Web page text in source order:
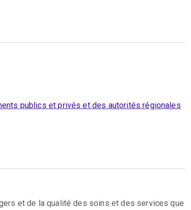
publics et privés et des autorités régionales
et de la qualité des soins et des services que